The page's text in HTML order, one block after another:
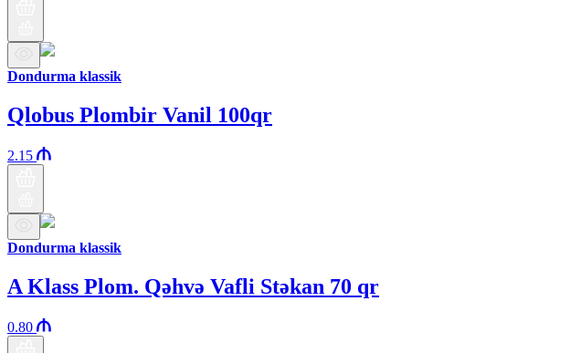
Dondurma klassik
Qlobus Plombir Vanil 100qr
2.15
Dondurma klassik
A Klass Plom. Qəhvə Vafli Stəkan 70 qr
0.80